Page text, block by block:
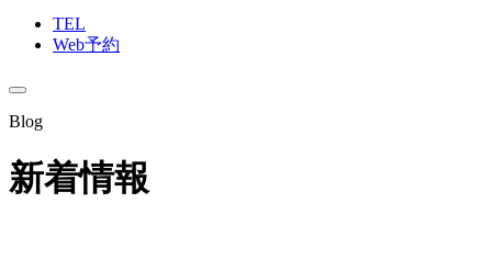
TEL
Web予約
Blog
新着情報